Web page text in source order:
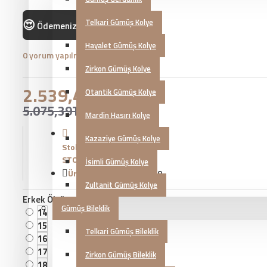
Telkari Gümüş Kolye
Hayalet Gümüş Kolye
Zirkon Gümüş Kolye
Otantik Gümüş Kolye
Mardin Hasırı Kolye
Kazaziye Gümüş Kolye
İsimli Gümüş Kolye
Zultanit Gümüş Kolye
Gümüş Bileklik
Telkari Gümüş Bileklik
Zirkon Gümüş Bileklik
😍 Ödemenizi ile yapabilirsiniz!
0 yorum yapılmış.
2.539,46TL
5.075,39TL
Stok Durumu:
STOKTA YOK
Ürün Kodu::
KG20230898
Erkek Ölçü
14
15
16
17